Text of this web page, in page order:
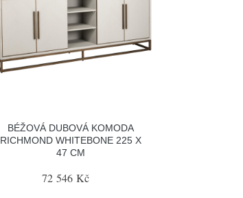
BÉŽOVÁ DUBOVÁ KOMODA
RICHMOND WHITEBONE 225 X
47 CM
72 546 Kč